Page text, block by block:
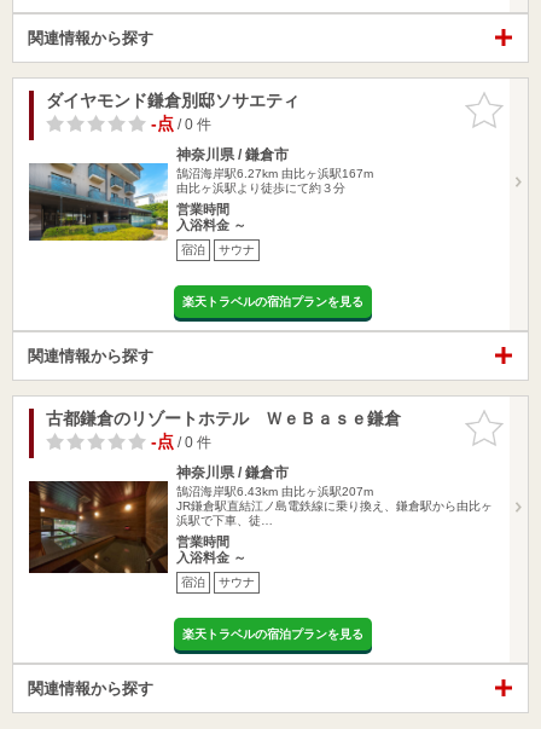
関連情報から探す
お気に入
りに追加
ダイヤモンド鎌倉別邸ソサエティ
-点/ 0 件
神奈川県 / 鎌倉市
鵠沼海岸駅6.27km 由比ヶ浜駅167m
由比ヶ浜駅より徒歩にて約３分
営業時間
入浴料金 ～
宿泊 サウナ
楽天トラベルの宿泊プランを見る
関連情報から探す
お気に入
りに追加
古都鎌倉のリゾートホテル ＷｅＢａｓｅ鎌倉
-点/ 0 件
神奈川県 / 鎌倉市
鵠沼海岸駅6.43km 由比ヶ浜駅207m
JR鎌倉駅直結江ノ島電鉄線に乗り換え、鎌倉駅から由比ヶ
浜駅で下車、徒…
営業時間
入浴料金 ～
宿泊 サウナ
楽天トラベルの宿泊プランを見る
関連情報から探す